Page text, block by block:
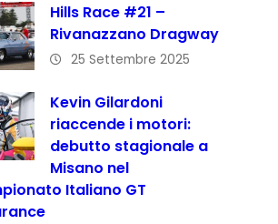
Hills Race #21 –
Rivanazzano Dragway
25 Settembre 2025
Kevin Gilardoni
riaccende i motori:
debutto stagionale a
Misano nel
Italiano GT